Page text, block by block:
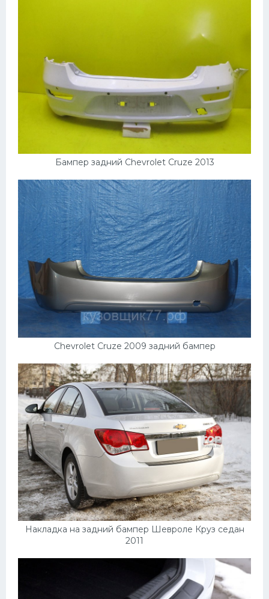
Бампер задний Chevrolet Cruze 2013
Chevrolet Cruze 2009 задний бампер
Накладка на задний бампер Шевроле Круз седан
2011